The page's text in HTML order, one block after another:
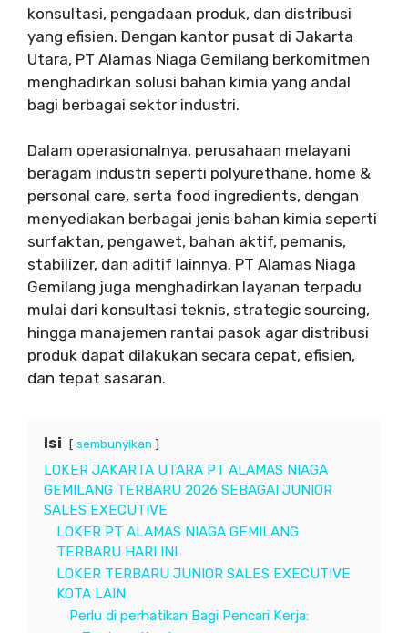
konsultasi, pengadaan produk, dan distribusi
yang efisien. Dengan kantor pusat di Jakarta
Utara, PT Alamas Niaga Gemilang berkomitmen
menghadirkan solusi bahan kimia yang andal
bagi berbagai sektor industri.
Dalam operasionalnya, perusahaan melayani
beragam industri seperti polyurethane, home &
personal care, serta food ingredients, dengan
menyediakan berbagai jenis bahan kimia seperti
surfaktan, pengawet, bahan aktif, pemanis,
stabilizer, dan aditif lainnya. PT Alamas Niaga
Gemilang juga menghadirkan layanan terpadu
mulai dari konsultasi teknis, strategic sourcing,
hingga manajemen rantai pasok agar distribusi
produk dapat dilakukan secara cepat, efisien,
dan tepat sasaran.
Isi sembunyikan
LOKER JAKARTA UTARA PT ALAMAS NIAGA
GEMILANG TERBARU 2026 SEBAGAI JUNIOR
SALES EXECUTIVE
LOKER PT ALAMAS NIAGA GEMILANG
TERBARU HARI INI
LOKER TERBARU JUNIOR SALES EXECUTIVE
KOTA LAIN
Perlu di perhatikan Bagi Pencari Kerja: